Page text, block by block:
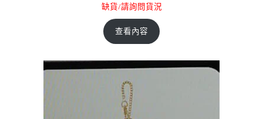
缺貨/請詢問貨況
查看內容